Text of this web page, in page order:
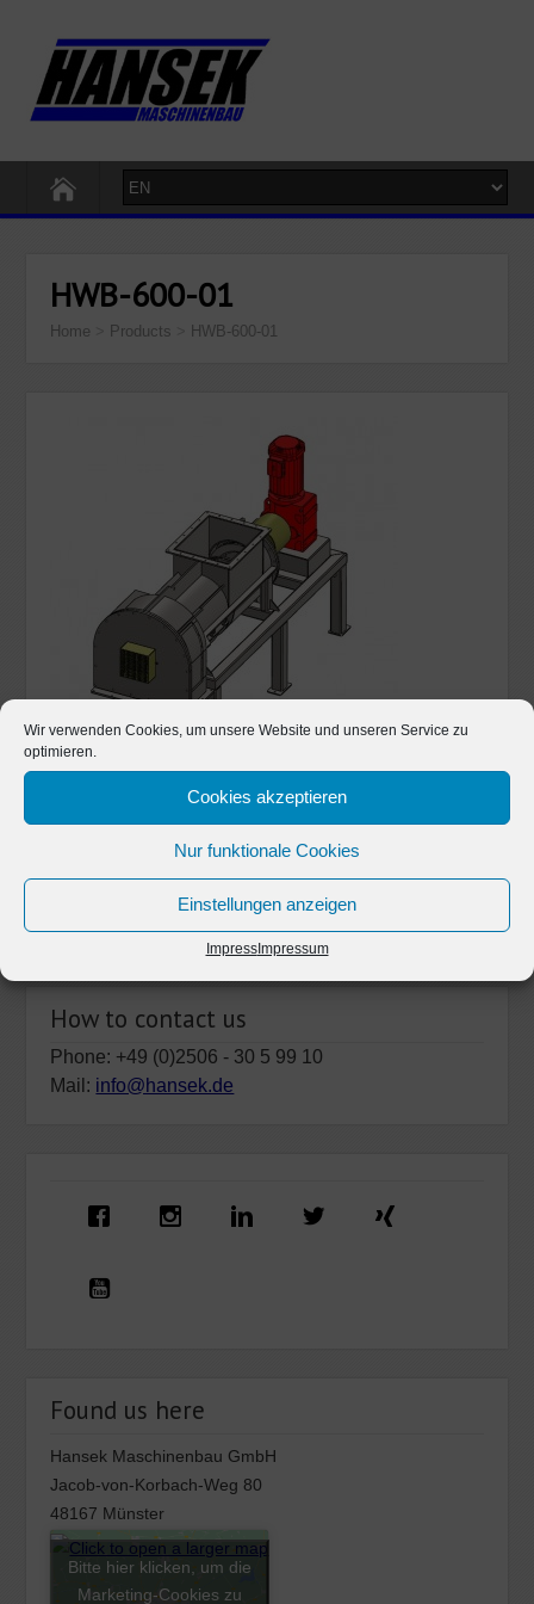
Wir verwenden Cookies, um unsere Website und unseren Service zu
optimieren.
Cookies akzeptieren
Nur funktionale Cookies
Einstellungen anzeigen
ImpressImpressum
HWB-600-01
Home Products HWB-600-01
How to contact us
Phone: +49 (0)2506 - 30 5 99 10
Mail: info@hansek.de
Found us here
Hansek Maschinenbau GmbH
Jacob-von-Korbach-Weg 80
48167 Münster
Bitte hier klicken, um die
Marketing-Cookies zu